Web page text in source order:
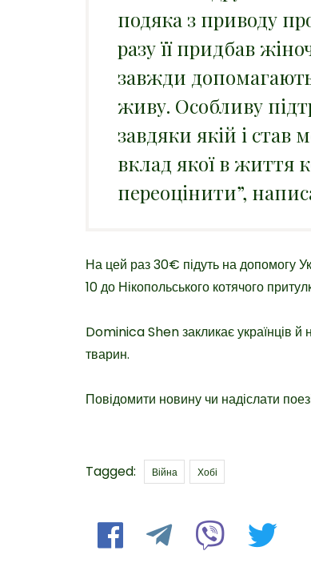
подяка з приводу
разу її придбав
завжди допомагають
живу. Особливу
завдяки якій і
вклад якої в життя
переоцінити”,
На цей раз 30€ підуть на допомогу
10 до Нікопольського котячого
Dominica Shen закликає українців й
тварин.
Повідомити новину чи надіслати
Tagged: Tags
Війна Хобі